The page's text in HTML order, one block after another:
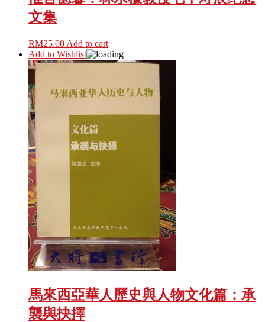
文集
RM25.00 Add to cart
Add to Wishlist
馬來西亞華人歷史與人物文化篇：承
襲與抉擇